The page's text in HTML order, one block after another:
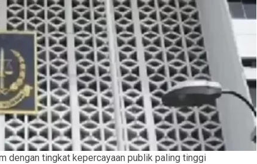
dengan tingkat kepercayaan publik paling tinggi